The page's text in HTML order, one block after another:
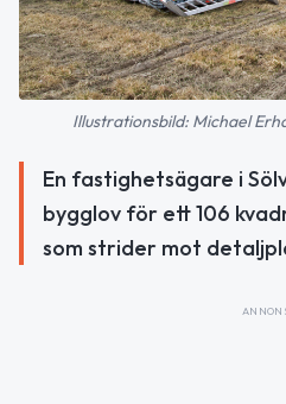
Illustrationsbild: Michael
En fastighetsägare i
bygglov för ett 106
som strider mot